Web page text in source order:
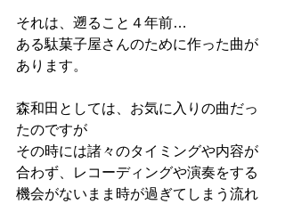
それは、遡ること４年前…
ある駄菓子屋さんのために作った曲が
あります。
森和田としては、お気に入りの曲だっ
たのですが
その時には諸々のタイミングや内容が
合わず、レコーディングや演奏をする
機会がないまま時が過ぎてしまう流れ